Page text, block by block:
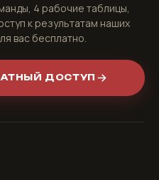
4 рабочие таблицы,
к результатам наших
вас бесплатно.
ДОСТУП